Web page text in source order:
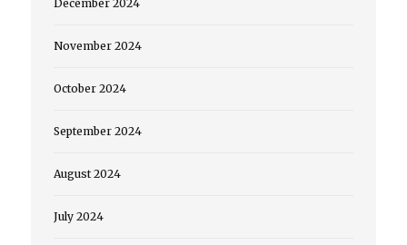
December 2024
November 2024
October 2024
September 2024
August 2024
July 2024